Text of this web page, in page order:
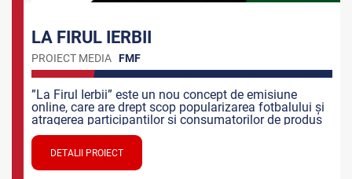
LA FIRUL IERBII
PROIECT MEDIA FMF
”La Firul Ierbii” este un nou concept de emisiune
online, care are drept scop popularizarea fotbalului și
atragerea participanților și consumatorilor de produs
fotbalistic. Emisiunea este destinată tuturor
persoanelor, consumatori de divertisment și se axează
în special pe atmosfera și ambianța creată în jurul
spectacolului numit fotbal.
DETALII PROIECT